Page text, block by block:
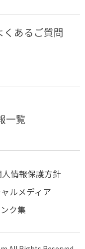
くあるご質問
一覧
人情報保護方針
ルメディア
ク集